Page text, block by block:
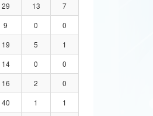
29 13
7
9 0
0
19 5
1
14 0
0
16 2
0
40 1
1